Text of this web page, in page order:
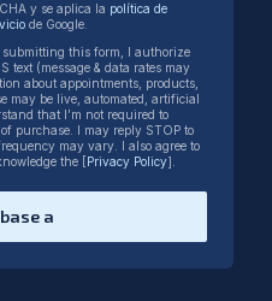
y se aplica la política de
de Google.
this form, I authorize
text (message & data rates may
about appointments, products,
may be live, automated, artificial
that I’m not required to
purchase. I may reply STOP to
may vary. I also agree to
the [Privacy Policy].
a